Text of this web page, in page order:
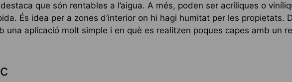
que són rentables a l’aigua. A més, poden ser acríliques o
És idea per a zones d’interior on hi hagi humitat per les propietats.
una aplicació molt simple i en què es realitzen poques capes amb un